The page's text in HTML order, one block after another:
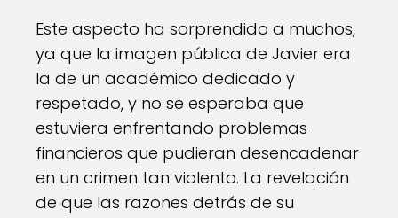
Este aspecto ha sorprendido a muchos,
ya que la imagen pública de Javier era
la de un académico dedicado y
respetado, y no se esperaba que
estuviera enfrentando problemas
financieros que pudieran desencadenar
en un crimen tan violento. La revelación
de que las razones detrás de su